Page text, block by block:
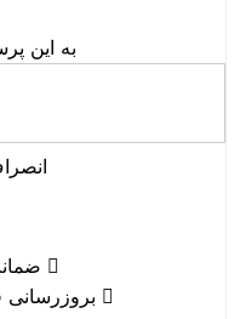
به این
بروزرسانی قیمت :